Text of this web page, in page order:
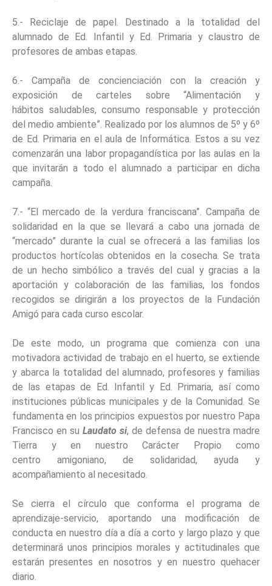
5.- Reciclaje de papel. Destinado a la totalidad del
alumnado de Ed. Infantil y Ed. Primaria y claustro de
profesores de ambas etapas.
6.- Campaña de concienciación con la creación y
exposición de carteles sobre “Alimentación y
hábitos saludables, consumo responsable y protección
del medio ambiente”. Realizado por los alumnos de 5º y 6º
de Ed. Primaria en el aula de Informática. Estos a su vez
comenzarán una labor propagandística por las aulas en la
que invitarán a todo el alumnado a participar en dicha
campaña.
7.- “El mercado de la verdura franciscana”. Campaña de
solidaridad en la que se llevará a cabo una jornada de
“mercado” durante la cual se ofrecerá a las familias los
productos hortícolas obtenidos en la cosecha. Se trata
de un hecho simbólico a través del cual y gracias a la
aportación y colaboración de las familias, los fondos
recogidos se dirigirán a los proyectos de la Fundación
Amigó para cada curso escolar.
De este modo, un programa que comienza con una
motivadora actividad de trabajo en el huerto, se extiende
y abarca la totalidad del alumnado, profesores y familias
de las etapas de Ed. Infantil y Ed. Primaria, así como
instituciones públicas municipales y de la Comunidad. Se
fundamenta en los principios expuestos por nuestro Papa
Francisco en su Laudato si, de defensa de nuestra madre
Tierra y en nuestro Carácter Propio como
centro amigoniano, de solidaridad, ayuda y
acompañamiento al necesitado.
Se cierra el círculo que conforma el programa de
aprendizaje-servicio, aportando una modificación de
conducta en nuestro día a día a corto y largo plazo y que
determinará unos principios morales y actitudinales que
estarán presentes en nosotros y en nuestro quehacer
diario.